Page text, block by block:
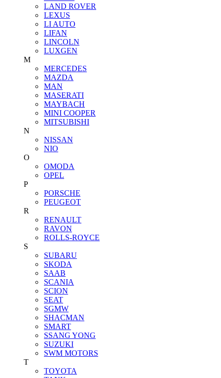
LAND ROVER
LEXUS
LI AUTO
LIFAN
LINCOLN
LUXGEN
M
MERCEDES
MAZDA
MAN
MASERATI
MAYBACH
MINI COOPER
MITSUBISHI
N
NISSAN
NIO
O
OMODA
OPEL
P
PORSCHE
PEUGEOT
R
RENAULT
RAVON
ROLLS-ROYCE
S
SUBARU
SKODA
SAAB
SCANIA
SCION
SEAT
SGMW
SHACMAN
SMART
SSANG YONG
SUZUKI
SWM MOTORS
T
TOYOTA